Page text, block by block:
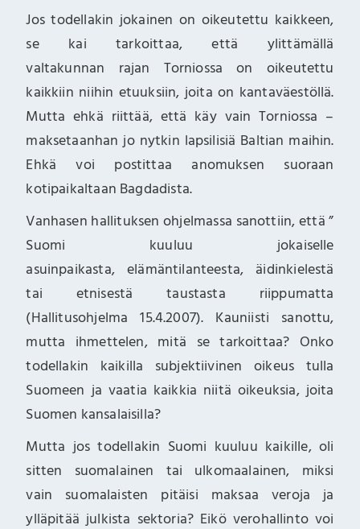
Jos todellakin jokainen on oikeutettu kaikkeen,
se kai tarkoittaa, että ylittämällä
valtakunnan rajan Torniossa on oikeutettu
kaikkiin niihin etuuksiin, joita on kantaväestöllä.
Mutta ehkä riittää, että käy vain Torniossa –
maksetaanhan jo nytkin lapsilisiä Baltian maihin.
Ehkä voi postittaa anomuksen suoraan
kotipaikaltaan Bagdadista.
Vanhasen hallituksen ohjelmassa sanottiin, että ”
Suomi kuuluu jokaiselle
asuinpaikasta, elämäntilanteesta, äidinkielestä
tai etnisestä taustasta riippumatta
(Hallitusohjelma 15.4.2007). Kauniisti sanottu,
mutta ihmettelen, mitä se tarkoittaa? Onko
todellakin kaikilla subjektiivinen oikeus tulla
Suomeen ja vaatia kaikkia niitä oikeuksia, joita
Suomen kansalaisilla?
Mutta jos todellakin Suomi kuuluu kaikille, oli
sitten suomalainen tai ulkomaalainen, miksi
vain suomalaisten pitäisi maksaa veroja ja
ylläpitää julkista sektoria? Eikö verohallinto voi